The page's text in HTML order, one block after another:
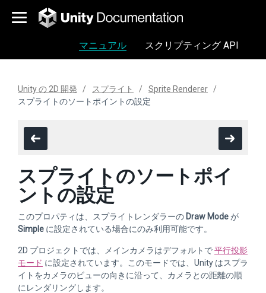
マニュアル スクリプティング API
Unity の 2D 開発 スプライト
Sprite Renderer
スプライトのソートポイントの設定
スプライトのソートポイ
ントの設定
このプロパティは、スプライトレンダラーの Draw Modeが
Simple に設定されている場合にのみ利用可能です。
2D プロジェクトでは、メインカメラはデフォルトで平行投影
モード に設定されています。このモードでは、Unity はスプラ
イトをカメラのビューの向きに沿って、カメラとの距離の順
にレンダリングします。